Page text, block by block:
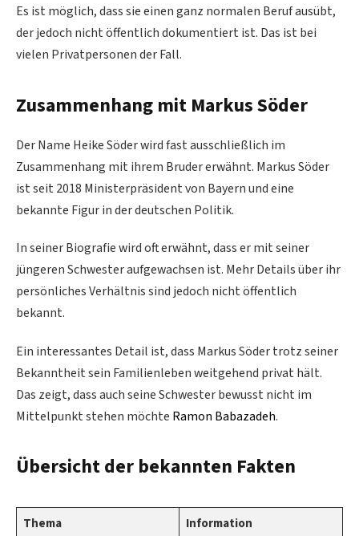
Es ist möglich, dass sie einen ganz normalen Beruf ausübt,
der jedoch nicht öffentlich dokumentiert ist. Das ist bei
vielen Privatpersonen der Fall.
Zusammenhang mit Markus Söder
Der Name Heike Söder wird fast ausschließlich im
Zusammenhang mit ihrem Bruder erwähnt. Markus Söder
ist seit 2018 Ministerpräsident von Bayern und eine
bekannte Figur in der deutschen Politik.
In seiner Biografie wird oft erwähnt, dass er mit seiner
jüngeren Schwester aufgewachsen ist. Mehr Details über ihr
persönliches Verhältnis sind jedoch nicht öffentlich
bekannt.
Ein interessantes Detail ist, dass Markus Söder trotz seiner
Bekanntheit sein Familienleben weitgehend privat hält.
Das zeigt, dass auch seine Schwester bewusst nicht im
Mittelpunkt stehen möchte Ramon Babazadeh.
Übersicht der bekannten Fakten
Thema Information